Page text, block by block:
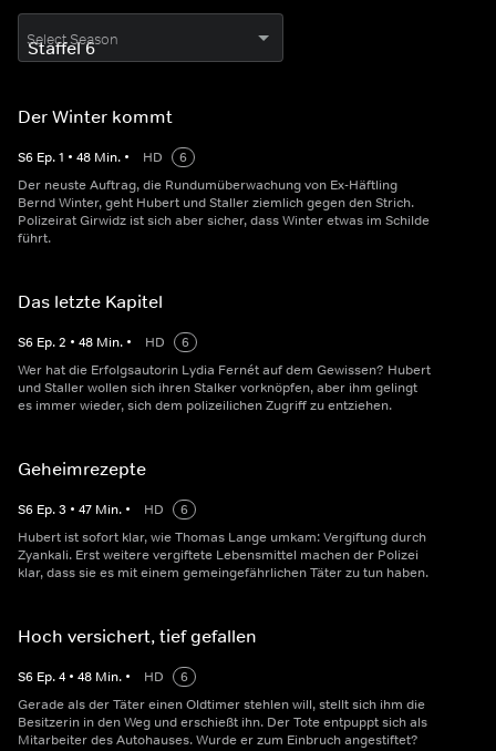
Select Season
Der Winter kommt
S6 Ep.1 • 48 Min. • HD
6
Der neuste Auftrag, die Rundumüberwachung von Ex-Häftling
Bernd Winter, geht Hubert und Staller ziemlich gegen den Strich.
Polizeirat Girwidz ist sich aber sicher, dass Winter etwas im Schilde
führt.
Das letzte Kapitel
S6 Ep.2 • 48 Min. • HD
6
Wer hat die Erfolgsautorin Lydia Fernét auf dem Gewissen? Hubert
und Staller wollen sich ihren Stalker vorknöpfen, aber ihm gelingt
es immer wieder, sich dem polizeilichen Zugriff zu entziehen.
Geheimrezepte
S6 Ep.3 • 47 Min. • HD
6
Hubert ist sofort klar, wie Thomas Lange umkam: Vergiftung durch
Zyankali. Erst weitere vergiftete Lebensmittel machen der Polizei
klar, dass sie es mit einem gemeingefährlichen Täter zu tun haben.
Hoch versichert, tief gefallen
S6 Ep.4 • 48 Min. • HD
6
Gerade als der Täter einen Oldtimer stehlen will, stellt sich ihm die
Besitzerin in den Weg und erschießt ihn. Der Tote entpuppt sich als
Mitarbeiter des Autohauses. Wurde er zum Einbruch angestiftet?